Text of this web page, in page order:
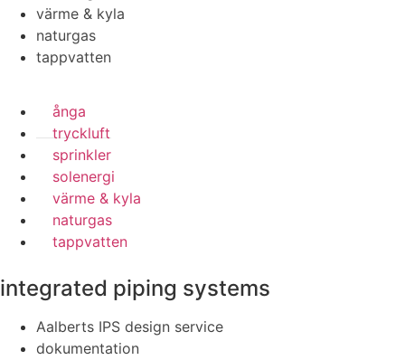
värme & kyla
naturgas
tappvatten
ånga
tryckluft
sprinkler
solenergi
värme & kyla
naturgas
tappvatten
integrated piping systems
Aalberts IPS design service
dokumentation